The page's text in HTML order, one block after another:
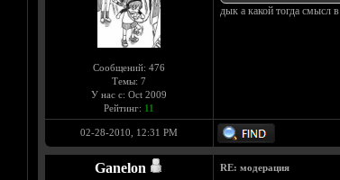
Сообщений: 476
Темы: 7
У нас с: Oct 2009
Рейтинг: 11
дык а какой тогда смысл
02-28-2010, 12:31 PM
Ganelon RE: модерация